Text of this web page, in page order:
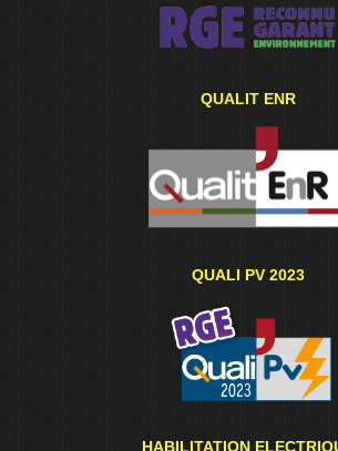
QUALIT ENR
QUALI PV 2023
HABILITATION